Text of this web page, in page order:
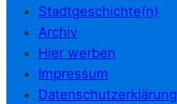
Stadtgeschichte(n)
Archiv
Hier werben
Impressum
Datenschutzerklärung